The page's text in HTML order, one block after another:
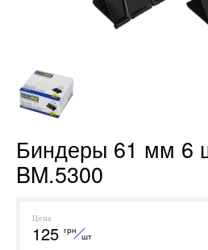
Биндеры 61 мм 6
BM.5300
Цена
125 грн
шт